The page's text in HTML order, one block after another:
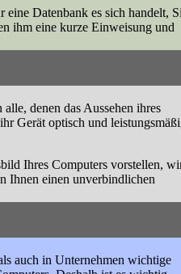
Datenbank es sich handelt,
ihm eine kurze Einweisung und
denen das Aussehen ihres
Gerät optisch und
Ihres Computers vorstellen,
Ihnen einen unverbindlichen
auch in Unternehmen wichtige